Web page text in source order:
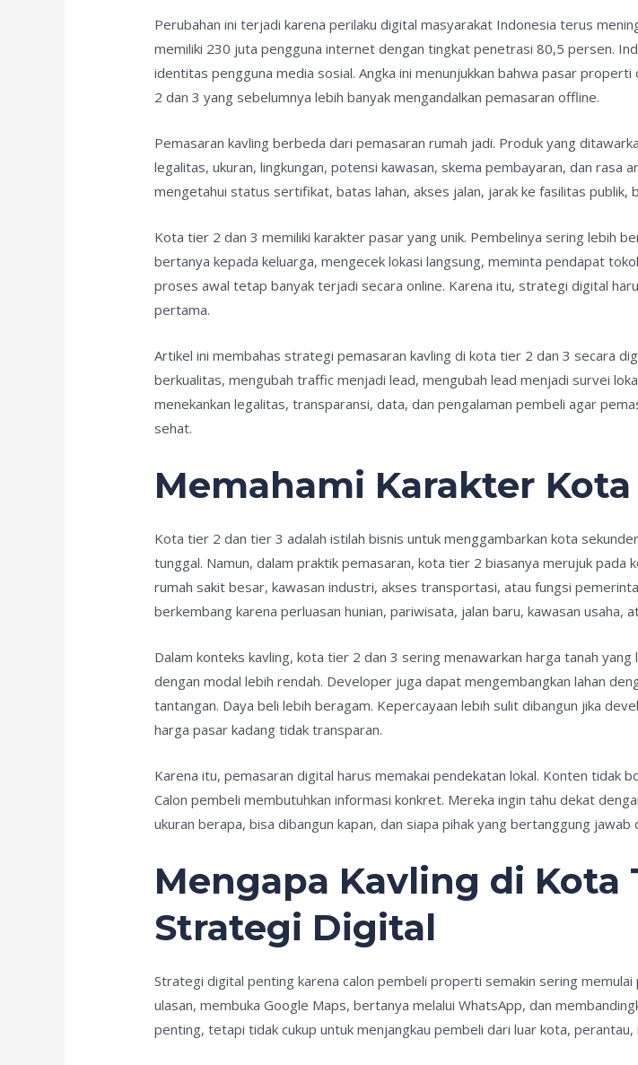
Perubahan ini terjadi karena perilaku digital masyarakat Indonesia terus
memiliki 230 juta pengguna internet dengan tingkat penetrasi 80,5 persen.
identitas pengguna media sosial. Angka ini menunjukkan bahwa pasar
2 dan 3 yang sebelumnya lebih banyak mengandalkan pemasaran offline.
Pemasaran kavling berbeda dari pemasaran rumah jadi. Produk yang
legalitas, ukuran, lingkungan, potensi kawasan, skema pembayaran, dan rasa
mengetahui status sertifikat, batas lahan, akses jalan, jarak ke fasilitas publik,
Kota tier 2 dan 3 memiliki karakter pasar yang unik. Pembelinya sering lebih
bertanya kepada keluarga, mengecek lokasi langsung, meminta pendapat
proses awal tetap banyak terjadi secara online. Karena itu, strategi digital
pertama.
Artikel ini membahas strategi pemasaran kavling di kota tier 2 dan 3 secara
berkualitas, mengubah traffic menjadi lead, mengubah lead menjadi survei
menekankan legalitas, transparansi, data, dan pengalaman pembeli agar
sehat.
Memahami Karakter Kota
Kota tier 2 dan tier 3 adalah istilah bisnis untuk menggambarkan kota
tunggal. Namun, dalam praktik pemasaran, kota tier 2 biasanya merujuk pada
rumah sakit besar, kawasan industri, akses transportasi, atau fungsi
berkembang karena perluasan hunian, pariwisata, jalan baru, kawasan usaha,
Dalam konteks kavling, kota tier 2 dan 3 sering menawarkan harga tanah
dengan modal lebih rendah. Developer juga dapat mengembangkan lahan
tantangan. Daya beli lebih beragam. Kepercayaan lebih sulit dibangun jika
harga pasar kadang tidak transparan.
Karena itu, pemasaran digital harus memakai pendekatan lokal. Konten tidak
Calon pembeli membutuhkan informasi konkret. Mereka ingin tahu dekat
ukuran berapa, bisa dibangun kapan, dan siapa pihak yang bertanggung jawab
Mengapa Kavling di Kota
Strategi Digital
Strategi digital penting karena calon pembeli properti semakin sering
ulasan, membuka Google Maps, bertanya melalui WhatsApp, dan
penting, tetapi tidak cukup untuk menjangkau pembeli dari luar kota,